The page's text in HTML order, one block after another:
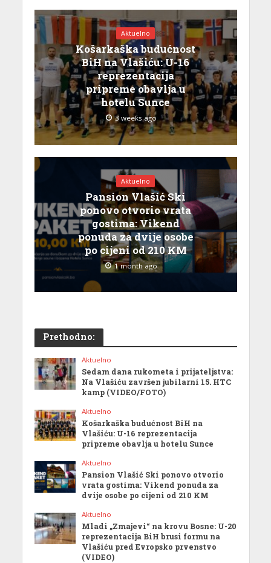
Aktuelno
Košarkaška budućnost
BiH na Vlašiću: U-16
reprezentacija
pripreme obavlja u
hotelu Sunce
3 weeks ago
Aktuelno
Pansion Vlašić Ski
ponovo otvorio vrata
gostima: Vikend
ponuda za dvije osobe
po cijeni od 210 KM
1 month ago
Prethodno:
Aktuelno
Sedam dana rukometa i prijateljstva:
Na Vlašiću završen jubilarni 15. HTC
kamp (VIDEO/FOTO)
Aktuelno
Košarkaška budućnost BiH na
Vlašiću: U-16 reprezentacija
pripreme obavlja u hotelu Sunce
Aktuelno
Pansion Vlašić Ski ponovo otvorio
vrata gostima: Vikend ponuda za
dvije osobe po cijeni od 210 KM
Aktuelno
Mladi „Zmajevi“ na krovu Bosne: U-20
reprezentacija BiH brusi formu na
Vlašiću pred Evropsko prvenstvo
(VIDEO)